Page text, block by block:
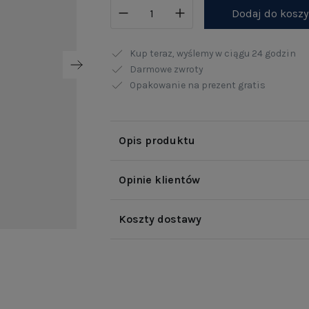
Dodaj do
Kup teraz, wyślemy w ciągu 24 godzin
Darmowe zwroty
Opakowanie na prezent gratis
Opis produktu
Opinie klientów
Koszty dostawy